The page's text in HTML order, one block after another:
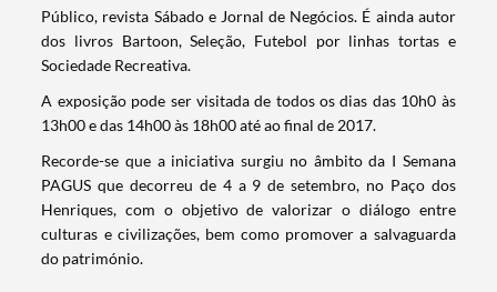
Termo de Pesquisa
Público, revista Sábado e Jornal de Negócios. É ainda autor
dos livros Bartoon, Seleção, Futebol por linhas tortas e
Sociedade Recreativa.
A exposição pode ser visitada de todos os dias das 10h0 às
13h00 e das 14h00 às 18h00 até ao final de 2017.
Recorde-se que a iniciativa surgiu no âmbito da I Semana
PAGUS que decorreu de 4 a 9 de setembro, no Paço dos
Henriques, com o objetivo de valorizar o diálogo entre
culturas e civilizações, bem como promover a salvaguarda
do património.